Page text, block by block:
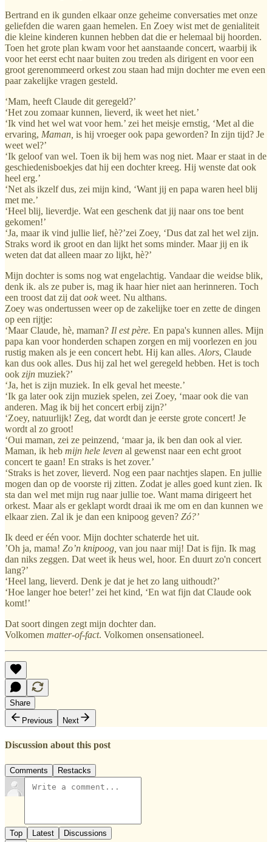
Bertrand en ik gunden elkaar onze geheime conversaties met onze
geliefden die waren gaan hemelen. En Zoey wist met de genialiteit
die kleine kinderen kunnen hebben dat die er helemaal bij hoorden.
Toen het grote plan kwam voor het aanstaande concert, waarbij ik
voor het eerst echt naar buiten zou treden als dirigent en voor een
groot gerenommeerd orkest zou staan had mijn dochter me even een
paar zakelijke vragen gesteld.
‘Mam, heeft Claude dit geregeld?’
‘Het zou zomaar kunnen, lieverd, ik weet het niet.’
‘Ik vind het wel wat voor hem.’ zei het meisje ernstig, ‘Met al die
ervaring, Maman, is hij vroeger ook papa geworden? In zijn tijd? Je
weet wel?’
‘Ik geloof van wel. Toen ik bij hem was nog niet. Maar er staat in de
geschiedenisboekjes dat hij een dochter kreeg. Hij wenste dat ook
heel erg.’
‘Net als ikzelf dus, zei mijn kind, ‘Want jij en papa waren heel blij
met me.’
‘Heel blij, lieverdje. Wat een geschenk dat jij naar ons toe bent
gekomen!’
‘Ja, maar ik vind jullie lief, hè?’zei Zoey, ‘Dus dat zal het wel zijn.
Straks word ik groot en dan lijkt het soms minder. Maar jij en ik
weten dat dat alleen maar zo lijkt, hè?’
Mijn dochter is soms nog wat engelachtig. Vandaar die weidse blik,
denk ik. als ze puber is, mag ik haar hier niet aan herinneren. Toch
een troost dat zij dat ook weet. Nu althans.
Zoey was ondertussen weer op de zakelijke toer en zette de dingen
op een rijtje:
‘Maar Claude, hè, maman? Il est père. En papa's kunnen alles. Mijn
papa kan voor honderden schapen zorgen en mij voorlezen en jou
rustig maken als je een concert hebt. Hij kan alles. Alors, Claude
kan dus ook alles. Dus hij zal het wel geregeld hebben. Het is toch
ook zijn muziek?’
‘Ja, het is zijn muziek. In elk geval het meeste.’
‘Ik ga later ook zijn muziek spelen, zei Zoey, ‘maar ook die van
anderen. Mag ik bij het concert erbij zijn?’
‘Zoey, natuurlijk! Zeg, dat wordt dan je eerste grote concert! Je
wordt al zo groot!
‘Oui maman, zei ze peinzend, ‘maar ja, ik ben dan ook al vier.
Maman, ik heb mijn hele leven al gewenst naar een echt groot
concert te gaan! En straks is het zover.’
‘Straks is het zover, lieverd. Nog een paar nachtjes slapen. En jullie
mogen dan op de voorste rij zitten. Zodat je alles goed kunt zien. Ik
sta dan wel met mijn rug naar jullie toe. Want mama dirigeert het
orkest. Maar als er geklapt wordt draai ik me om en dan kunnen we
elkaar zien. Zal ik je dan een knipoog geven? Zó?’
Ik deed er één voor. Mijn dochter schaterde het uit.
’Oh ja, mama! Zo’n knipoog, van jou naar mij! Dat is fijn. Ik mag
dan niks zeggen. Dat weet ik heus wel, hoor. En duurt zo'n concert
lang?’
‘Heel lang, lieverd. Denk je dat je het zo lang uithoudt?’
‘Hoe langer hoe beter!’ zei het kind, ‘En wat fijn dat Claude ook
komt!’
Dat soort dingen zegt mijn dochter dan.
Volkomen matter-of-fact. Volkomen onsensationeel.
Share
Previous
Next
Discussion about this post
Comments Restacks
Top Latest Discussions